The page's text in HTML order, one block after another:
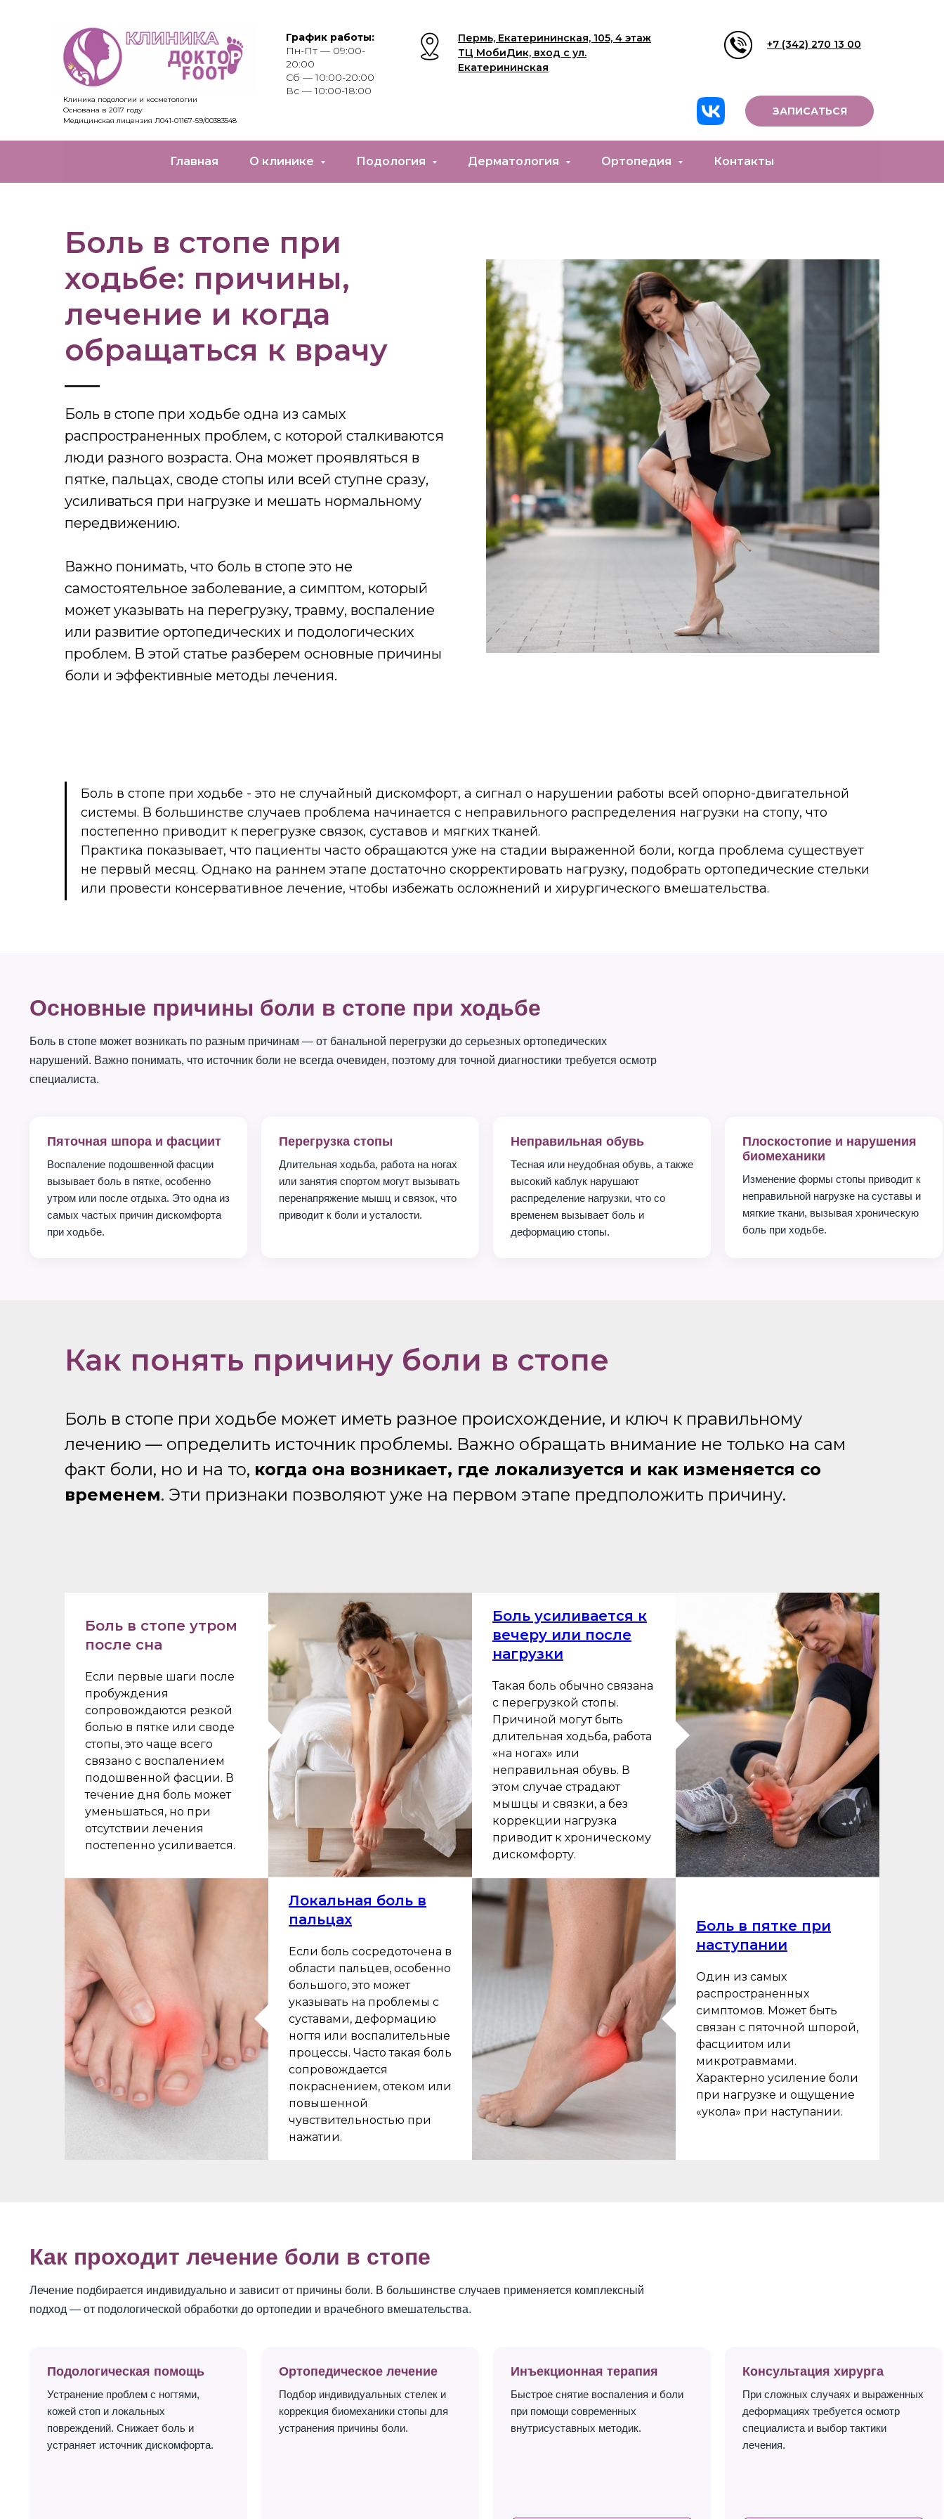
Клиника подологии и косметологии
Основана в 2017 году
Медицинская лицензия Л041-01167-59/00383548
Пермь, Екатерининская, 105, 4 этаж
ТЦ МобиДик, вход с ул.
Екатерининская
+7 (342) 270 13 00
График работы:
Пн-Пт — 09:00-
20:00
Сб — 10:00- 20:00
Вс — 10:00-18:00
ЗАПИСАТЬСЯ
Главная О клинике Подология Дерматология Ортопедия Контакты
Боль в стопе при
ходьбе: причины,
лечение и когда
обращаться к врачу
Боль в стопе при ходьбе одна из самых
распространенных проблем, с которой сталкиваются
люди разного возраста. Она может проявляться в
пятке, пальцах, своде стопы или всей ступне сразу,
усиливаться при нагрузке и мешать нормальному
передвижению.
Важно понимать, что боль в стопе это не
самостоятельное заболевание, а симптом, который
может указывать на перегрузку, травму, воспаление
или развитие ортопедических и подологических
проблем. В этой статье разберем основные причины
боли и эффективные методы лечения.
Боль в стопе при ходьбе - это не случайный дискомфорт, а сигнал о нарушении работы всей опорно-двигательной
системы. В большинстве случаев проблема начинается с неправильного распределения нагрузки на стопу, что
постепенно приводит к перегрузке связок, суставов и мягких тканей.
Практика показывает, что пациенты часто обращаются уже на стадии выраженной боли, когда проблема существует
не первый месяц. Однако на раннем этапе достаточно скорректировать нагрузку, подобрать ортопедические стельки
или провести консервативное лечение, чтобы избежать осложнений и хирургического вмешательства.
Основные причины боли в стопе при ходьбе
Боль в стопе может возникать по разным причинам — от банальной перегрузки до серьезных ортопедических
нарушений. Важно понимать, что источник боли не всегда очевиден, поэтому для точной диагностики требуется осмотр
специалиста.
Пяточная шпора и фасциит
Воспаление подошвенной фасции
вызывает боль в пятке, особенно
утром или после отдыха. Это одна из
самых частых причин дискомфорта
при ходьбе.
Перегрузка стопы
Длительная ходьба, работа на ногах
или занятия спортом могут вызывать
перенапряжение мышц и связок, что
приводит к боли и усталости.
Неправильная обувь
Тесная или неудобная обувь, а также
высокий каблук нарушают
распределение нагрузки, что со
временем вызывает боль и
деформацию стопы.
Плоскостопие и нарушения
биомеханики
Изменение формы стопы приводит к
неправильной нагрузке на суставы и
мягкие ткани, вызывая хроническую
боль при ходьбе.
Как понять причину боли в стопе
Боль в стопе при ходьбе может иметь разное происхождение, и ключ к правильному
лечению — определить источник проблемы. Важно обращать внимание не только на сам
факт боли, но и на то, когда она возникает, где локализуется и как изменяется со
временем. Эти признаки позволяют уже на первом этапе предположить причину.
Боль в стопе утром
после сна
Если первые шаги после
пробуждения
сопровождаются резкой
болью в пятке или своде
стопы, это чаще всего
связано с воспалением
подошвенной фасции. В
течение дня боль может
уменьшаться, но при
отсутствии лечения
постепенно усиливается.
Боль усиливается к
вечеру или после
нагрузки
Такая боль обычно связана
с перегрузкой стопы.
Причиной могут быть
длительная ходьба, работа
«на ногах» или
неправильная обувь. В
этом случае страдают
мышцы и связки, а без
коррекции нагрузка
приводит к хроническому
дискомфорту.
Локальная боль в
пальцах
Если боль сосредоточена в
области пальцев, особенно
большого, это может
указывать на проблемы с
суставами, деформацию
ногтя или воспалительные
процессы. Часто такая боль
сопровождается
покраснением, отеком или
повышенной
чувствительностью при
нажатии.
Боль в пятке при
наступании
Один из самых
распространенных
симптомов. Может быть
связан с пяточной шпорой,
фасциитом или
микротравмами.
Характерно усиление боли
при нагрузке и ощущение
«укола» при наступании.
Как проходит лечение боли в стопе
Лечение подбирается индивидуально и зависит от причины боли. В большинстве случаев применяется комплексный
подход — от подологической обработки до ортопедии и врачебного вмешательства.
Подологическая помощь
Устранение проблем с ногтями,
кожей стоп и локальных
повреждений. Снижает боль и
устраняет источник дискомфорта.
Ортопедическое лечение
Подбор индивидуальных стелек и
коррекция биомеханики стопы для
устранения причины боли.
Инъекционная терапия
Быстрое снятие воспаления и боли
при помощи современных
внутрисуставных методик.
Консультация хирурга
При сложных случаях и выраженных
деформациях требуется осмотр
специалиста и выбор тактики
лечения.